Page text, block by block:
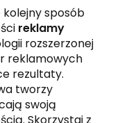
sposób
reklamy
rozszerzonej
reklamowych
rezultaty.
tworzy
swoją
Skorzystaj z